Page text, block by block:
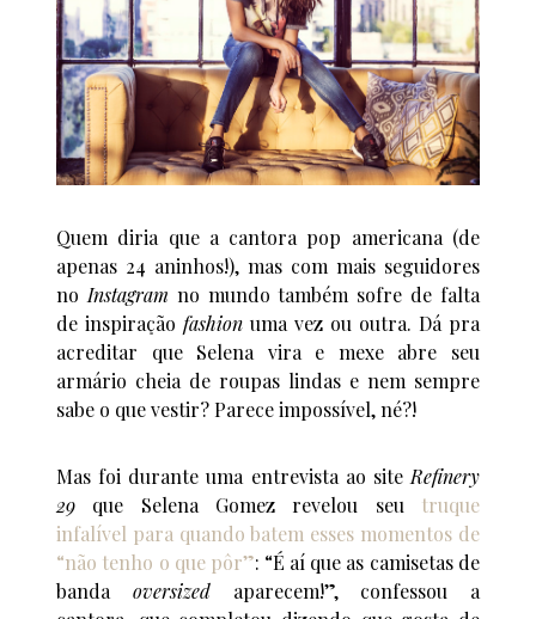
Quem diria que a cantora pop americana (de
apenas 24 aninhos!), mas com mais seguidores
no Instagram no mundo também sofre de falta
de inspiração fashion uma vez ou outra. Dá pra
acreditar que Selena vira e mexe abre seu
armário cheia de roupas lindas e nem sempre
sabe o que vestir? Parece impossível, né?!
Mas foi durante uma entrevista ao site Refinery
29 que Selena Gomez revelou seu truque
infalível para quando batem esses momentos de
“não tenho o que pôr”: “É aí que as camisetas de
banda oversizedaparecem!”, confessou a